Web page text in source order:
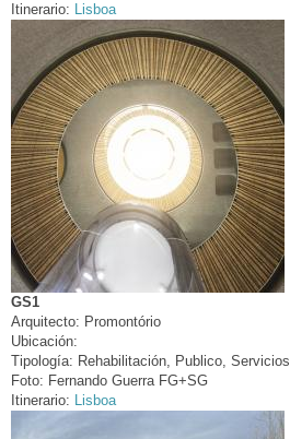
Itinerario: Lisboa
GS1
Arquitecto: Promontório
Ubicación:
Tipología: Rehabilitación, Publico, Servicios
Foto: Fernando Guerra FG+SG
Itinerario: Lisboa